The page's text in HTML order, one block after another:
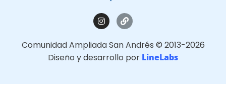
Comunidad Ampliada San Andrés © 2013-2026
Diseño y desarrollo por LineLabs